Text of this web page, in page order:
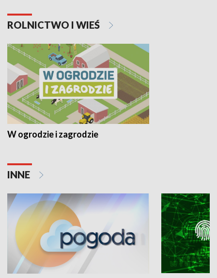
ROLNICTWO I WIEŚ
W ogrodzie i zagrodzie
INNE